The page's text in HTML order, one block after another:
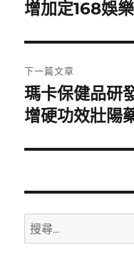
導
覽
一
文
章:
增加定168娛
下一篇文章
下
一
文
瑪卡保健品研
增硬功效壯陽
搜
尋